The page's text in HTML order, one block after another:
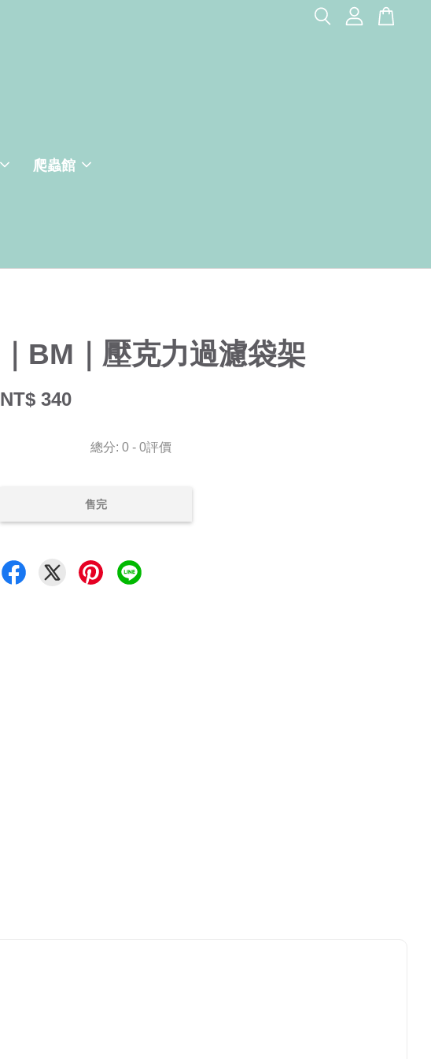
爬蟲館
｜BM｜壓克力過濾袋架
NT$ 340
總分:0 -0評價
售完